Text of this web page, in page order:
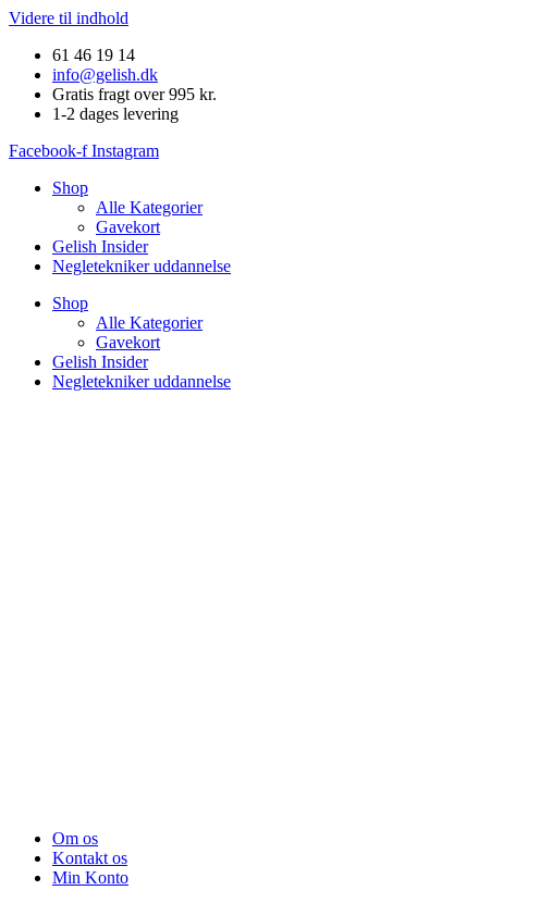
Videre til indhold
61 46 19 14
info@gelish.dk
Gratis fragt over 995 kr.
1-2 dages levering
Facebook-f Instagram
Shop
Alle Kategorier
Gavekort
Gelish Insider
Negletekniker uddannelse
Shop
Alle Kategorier
Gavekort
Gelish Insider
Negletekniker uddannelse
Om os
Kontakt os
Min Konto